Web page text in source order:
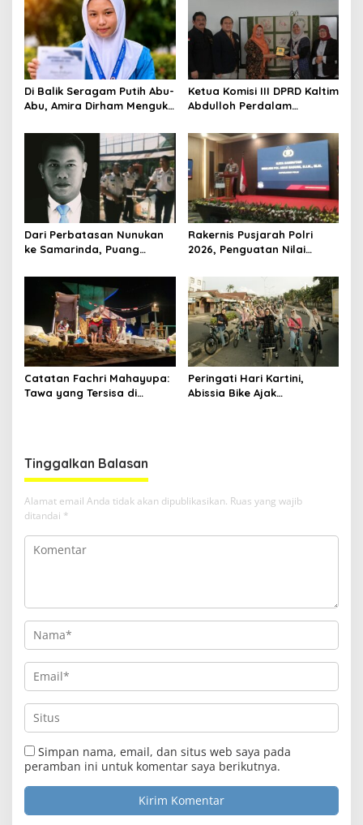
Di Balik Seragam Putih Abu-
Abu, Amira Dirham Mengukir
Nasional
Ketua Komisi III DPRD Kaltim
Abdulloh Perdalam
Bangku Doktoral
Dari Perbatasan Nunukan
ke Samarinda, Puang
Ruang Harapan
Rakernis Pusjarah Polri
2026, Penguatan Nilai
Fokus Utama
Catatan Fachri Mahayupa:
Tawa yang Tersisa di
Peringati Hari Kartini,
Abissia Bike Ajak
Tinggalkan Balasan
Alamat email Anda tidak akan dipublikasikan. Ruas yang wajib
ditandai *
Simpan nama, email, dan situs web saya pada
peramban ini untuk komentar saya berikutnya.